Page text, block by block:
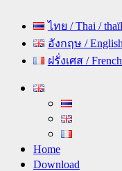
ไทย / Thai /
อังกฤษ /
ฝรั่งเศส /
Primary
Home
Download